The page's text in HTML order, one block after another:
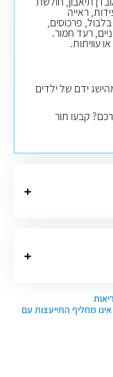
ראייה
פרכוסים,
רעד חמור.
עוויתות.
ידם של ילדים
קבעו תור
מחליף התייעצות עם